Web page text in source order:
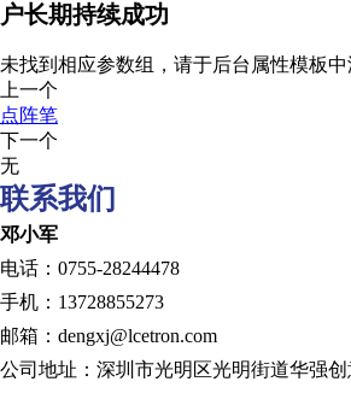
户长期持续成功
未找到相应参数组，请于后台属性模板中
上一个
点阵笔
下一个
无
联系我们
邓小军
电话：0755-28244478
手机：13728855273
邮箱：dengxj@lcetron.com
公司地址：深圳市光明区光明街道华强